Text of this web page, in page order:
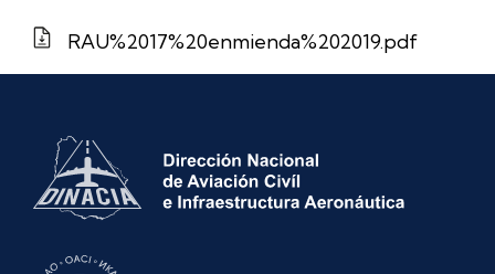
RAU%2017%20enmienda%202019.pdf